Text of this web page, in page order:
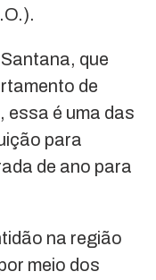
que
de
essa é uma das
para
de ano para
na região
meio dos